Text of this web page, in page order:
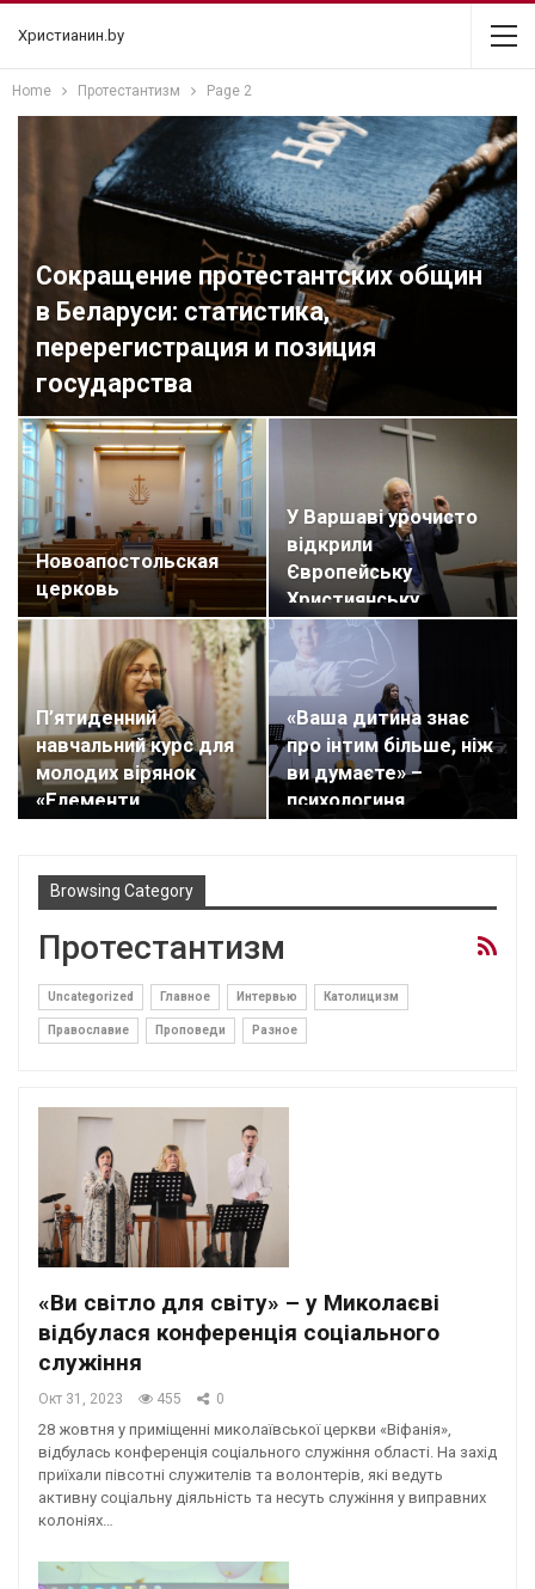
Христианин.by
Home Протестантизм Page 2
Сокращение протестантских общин
в Беларуси: статистика,
перерегистрация и позиция
государства
Новоапостольская
церковь
У Варшаві урочисто
відкрили
Європейську
Християнську
Академію (ФОТО)
П’ятиденний
навчальний курс для
молодих вірянок
«Елементи
«Ваша дитина знає
про інтим більше, ніж
ви думаєте» –
психологиня…
Browsing Category
Протестантизм
Uncategorized Главное Интервью Католицизм
Православие Проповеди Разное
«Ви світло для світу» – у Миколаєві
відбулася конференція соціального
служіння
Окт 31, 2023 455 0
28 жовтня у приміщенні миколаївської церкви «Віфанія»,
відбулась конференція соціального служіння області. На захід
приїхали півсотні служителів та волонтерів, які ведуть
активну соціальну діяльність та несуть служіння у виправних
колоніях…